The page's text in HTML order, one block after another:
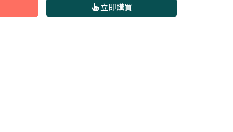
立即購買